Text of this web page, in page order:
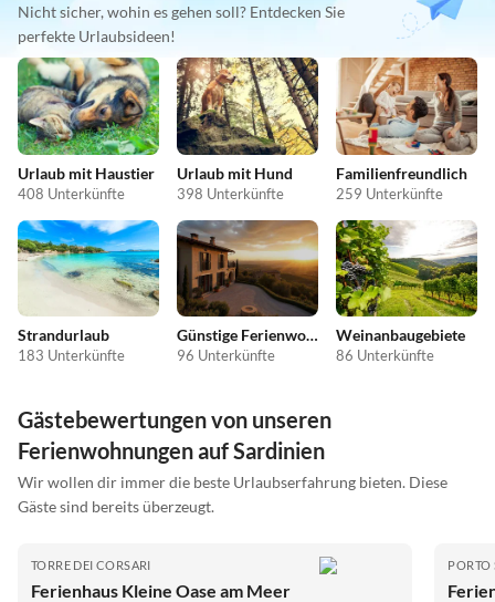
Nicht sicher, wohin es gehen soll? Entdecken Sie
perfekte Urlaubsideen!
Urlaub mit Haustier
408 Unterkünfte
Urlaub mit Hund
398 Unterkünfte
Familienfreundlich
259 Unterkünfte
Strandurlaub
183 Unterkünfte
Günstige Ferienwohnungen
96 Unterkünfte
Weinanbaugebiete
86 Unterkünfte
Gästebewertungen von unseren
Ferienwohnungen auf Sardinien
Wir wollen dir immer die beste Urlaubserfahrung bieten. Diese
Gäste sind bereits überzeugt.
TORRE DEI CORSARI
Ferienhaus Kleine Oase am Meer
PORTO